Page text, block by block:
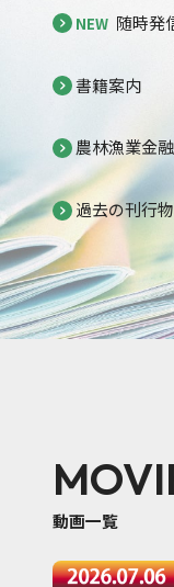
NEW 随時発
書籍案内
農林漁業金
過去の刊行物
動画一覧